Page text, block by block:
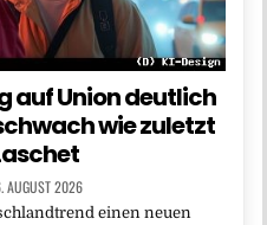
auf Union deutlich
wie zuletzt
AUGUST 2026
einen neuen